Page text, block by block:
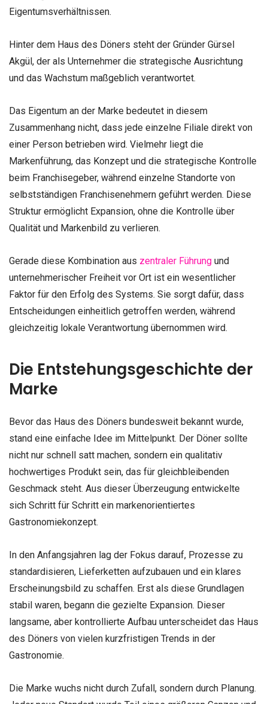
Eigentumsverhältnissen.
Hinter dem Haus des Döners steht der Gründer Gürsel
Akgül, der als Unternehmer die strategische Ausrichtung
und das Wachstum maßgeblich verantwortet.
Das Eigentum an der Marke bedeutet in diesem
Zusammenhang nicht, dass jede einzelne Filiale direkt von
einer Person betrieben wird. Vielmehr liegt die
Markenführung, das Konzept und die strategische Kontrolle
beim Franchisegeber, während einzelne Standorte von
selbstständigen Franchisenehmern geführt werden. Diese
Struktur ermöglicht Expansion, ohne die Kontrolle über
Qualität und Markenbild zu verlieren.
Gerade diese Kombination aus zentraler Führung und
unternehmerischer Freiheit vor Ort ist ein wesentlicher
Faktor für den Erfolg des Systems. Sie sorgt dafür, dass
Entscheidungen einheitlich getroffen werden, während
gleichzeitig lokale Verantwortung übernommen wird.
Die Entstehungsgeschichte der
Marke
Bevor das Haus des Döners bundesweit bekannt wurde,
stand eine einfache Idee im Mittelpunkt. Der Döner sollte
nicht nur schnell satt machen, sondern ein qualitativ
hochwertiges Produkt sein, das für gleichbleibenden
Geschmack steht. Aus dieser Überzeugung entwickelte
sich Schritt für Schritt ein markenorientiertes
Gastronomiekonzept.
In den Anfangsjahren lag der Fokus darauf, Prozesse zu
standardisieren, Lieferketten aufzubauen und ein klares
Erscheinungsbild zu schaffen. Erst als diese Grundlagen
stabil waren, begann die gezielte Expansion. Dieser
langsame, aber kontrollierte Aufbau unterscheidet das Haus
des Döners von vielen kurzfristigen Trends in der
Gastronomie.
Die Marke wuchs nicht durch Zufall, sondern durch Planung.